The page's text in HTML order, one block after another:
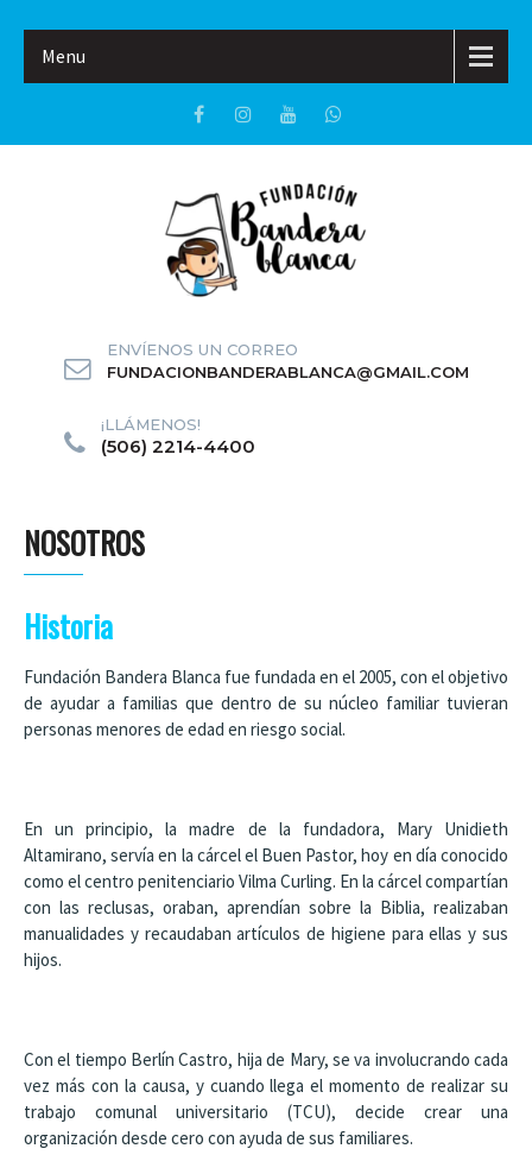
Menu
ENVÍENOS UN CORREO
FUNDACIONBANDERABLANCA@GMAIL.COM
¡LLÁMENOS!
(506) 2214-4400
NOSOTROS
Historia
Fundación Bandera Blanca fue fundada en el 2005, con el objetivo
de ayudar a familias que dentro de su núcleo familiar tuvieran
personas menores de edad en riesgo social.
En un principio, la madre de la fundadora, Mary Unidieth
Altamirano, servía en la cárcel el Buen Pastor, hoy en día conocido
como el centro penitenciario Vilma Curling. En la cárcel compartían
con las reclusas, oraban, aprendían sobre la Biblia, realizaban
manualidades y recaudaban artículos de higiene para ellas y sus
hijos.
Con el tiempo Berlín Castro, hija de Mary, se va involucrando cada
vez más con la causa, y cuando llega el momento de realizar su
trabajo comunal universitario (TCU), decide crear una
organización desde cero con ayuda de sus familiares.